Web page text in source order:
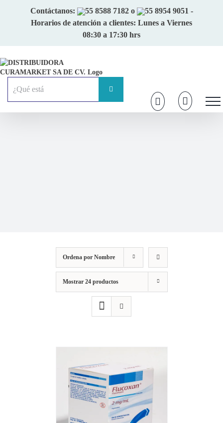
Contáctanos: 55 8588 7182o 55 8954 9051 -
Horarios de atención a clientes: Lunes a Viernes
08:30 a 17:30 hrs
Ordena por Nombre
Mostrar 24 productos